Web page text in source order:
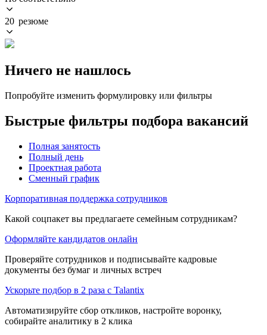
20 резюме
Ничего не нашлось
Попробуйте изменить формулировку или фильтры
Быстрые фильтры подбора вакансий
Полная занятость
Полный день
Проектная работа
Сменный график
Корпоративная поддержка сотрудников
Какой соцпакет вы предлагаете семейным сотрудникам?
Оформляйте кандидатов онлайн
Проверяйте сотрудников и подписывайте кадровые
документы без бумаг и личных встреч
Ускорьте подбор в 2 раза с Talantix
Автоматизируйте сбор откликов, настройте воронку,
собирайте аналитику в 2 клика